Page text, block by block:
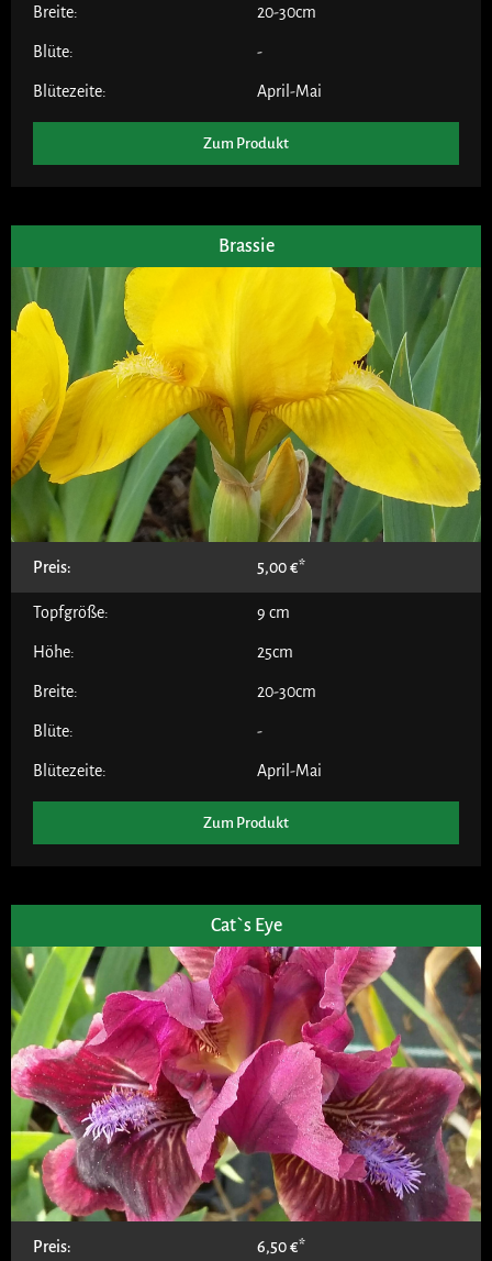
Breite: 20-30cm
Blüte: -
Blütezeite: April-Mai
Zum Produkt
Brassie
Preis: 5,00€
Topfgröße: 9 cm
Höhe: 25cm
Breite: 20-30cm
Blüte: -
Blütezeite: April-Mai
Zum Produkt
Cat`s Eye
Preis: 6,50€